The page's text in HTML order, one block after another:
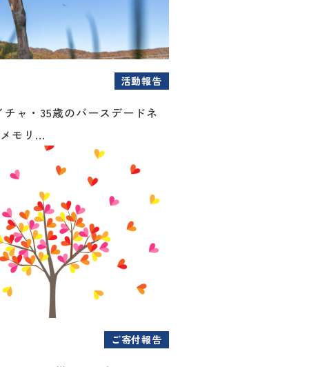
活動報告
ャ・35歳のバースデードネ
モリ...
ご寄付報告